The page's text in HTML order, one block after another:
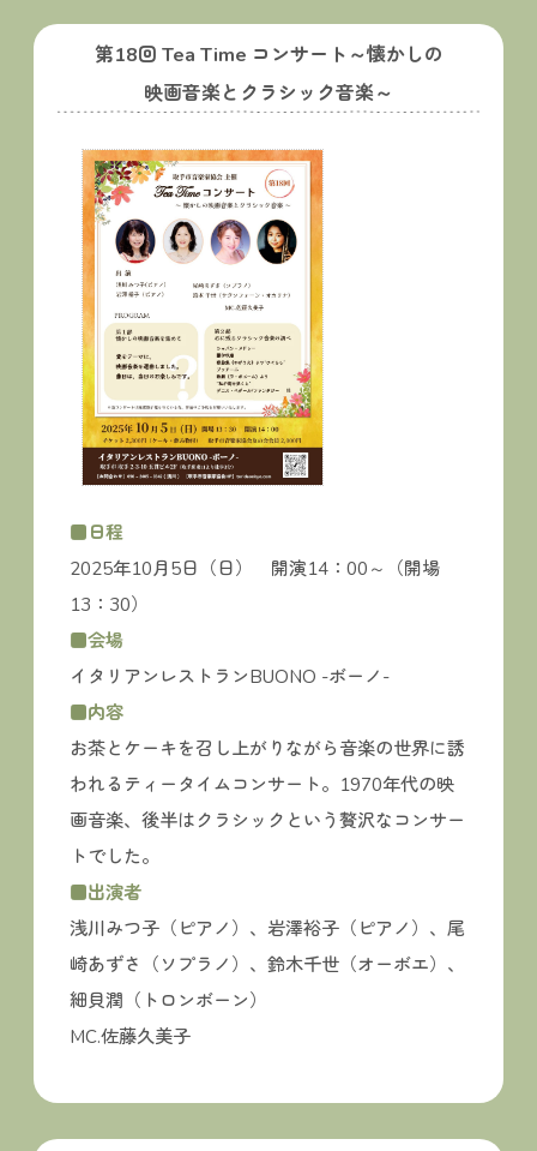
第18回 Tea Time コンサート～懐かしの
映画音楽とクラシック音楽～
■日程
2025年10月5日（日） 開演14：00～（開場
13：30）
■会場
イタリアンレストランBUONO -ボーノ-
■内容
お茶とケーキを召し上がりながら音楽の世界に誘
われるティータイムコンサート。1970年代の映
画音楽、後半はクラシックという贅沢なコンサー
トでした。
■出演者
浅川みつ子（ピアノ）、岩澤裕子（ピアノ）、尾
崎あずさ（ソプラノ）、鈴木千世（オーボエ）、
細貝潤（トロンボーン）
MC.佐藤久美子